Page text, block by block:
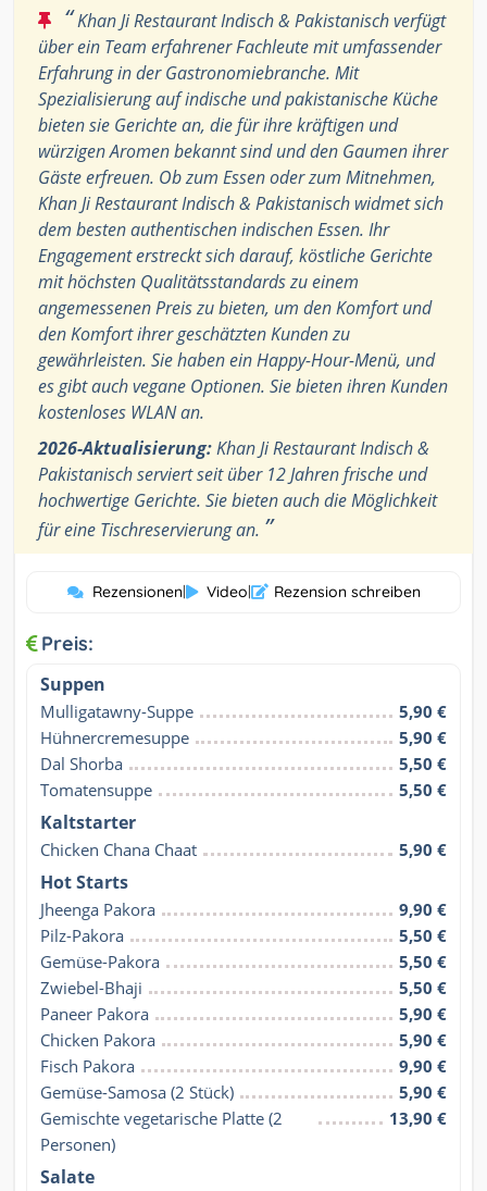
“Khan Ji Restaurant Indisch & Pakistanisch verfügt
über ein Team erfahrener Fachleute mit umfassender
Erfahrung in der Gastronomiebranche. Mit
Spezialisierung auf indische und pakistanische Küche
bieten sie Gerichte an, die für ihre kräftigen und
würzigen Aromen bekannt sind und den Gaumen ihrer
Gäste erfreuen. Ob zum Essen oder zum Mitnehmen,
Khan Ji Restaurant Indisch & Pakistanisch widmet sich
dem besten authentischen indischen Essen. Ihr
Engagement erstreckt sich darauf, köstliche Gerichte
mit höchsten Qualitätsstandards zu einem
angemessenen Preis zu bieten, um den Komfort und
den Komfort ihrer geschätzten Kunden zu
gewährleisten. Sie haben ein Happy-Hour-Menü, und
es gibt auch vegane Optionen. Sie bieten ihren Kunden
kostenloses WLAN an.
2026-Aktualisierung:Khan Ji Restaurant Indisch &
Pakistanisch serviert seit über 12 Jahren frische und
hochwertige Gerichte. Sie bieten auch die Möglichkeit
für eine Tischreservierung an. ”
Rezensionen| Video| Rezension schreiben
Preis:
Suppen
Mulligatawny-Suppe
5,90 €
Hühnercremesuppe
5,90 €
Dal Shorba
5,50 €
Tomatensuppe
5,50 €
Kaltstarter
Chicken Chana Chaat 5,90 €
Hot Starts
Jheenga Pakora
9,90 €
Pilz-Pakora
5,50 €
Gemüse-Pakora
5,50 €
Zwiebel-Bhaji
5,50 €
Paneer Pakora
5,90 €
Chicken Pakora
5,90 €
Fisch Pakora
9,90 €
Gemüse-Samosa (2 Stück)
5,90 €
Gemischte vegetarische Platte (2
Personen)
13,90 €
Salate